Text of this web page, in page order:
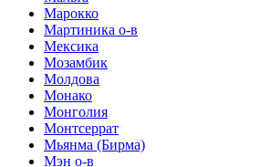
Марокко
Мартиника о-в
Мексика
Мозамбик
Молдова
Монако
Монголия
Монтсеррат
Мьянма (Бирма)
Мэн о-в